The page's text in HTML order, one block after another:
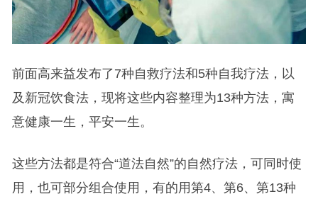
前面高来益发布了7种自救疗法和5种自我疗法，以
及新冠饮食法，现将这些内容整理为13种方法，寓
意健康一生，平安一生。
这些方法都是符合“道法自然”的自然疗法，可同时使
用，也可部分组合使用，有的用第4、第6、第13种